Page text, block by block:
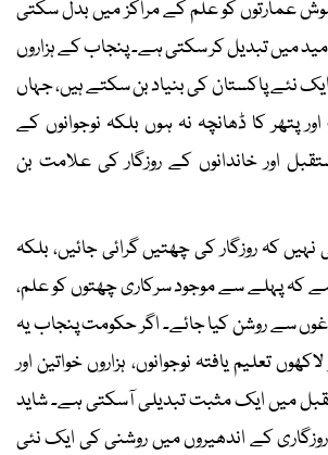
عمارتوں کو علم کے مراکز میں بدل سکتی
میں تبدیل کر سکتی ہے۔ پنجاب کے ہزاروں
نئے پاکستان کی بنیاد بن سکتے ہیں، جہاں
پتھر کا ڈھانچہ نہ ہوں بلکہ نوجوانوں کے
اور خاندانوں کے روزگار کی علامت بن
کہ روزگار کی چھتیں گرائی جائیں، بلکہ
پہلے سے موجود سرکاری چھتوں کو علم،
سے روشن کیا جائے۔ اگر حکومت پنجاب یہ
تعلیم یافتہ نوجوانوں، ہزاروں خواتین اور
میں ایک مثبت تبدیلی آسکتی ہے۔ شاید
کے اندھیروں میں روشنی کی ایک نئی